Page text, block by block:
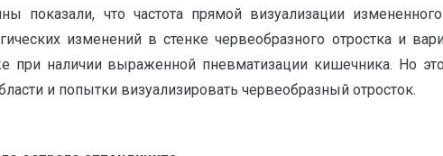
показали, что частота прямой визуализации
изменений в стенке червеобразного отростка и
при наличии выраженной пневматизации кишечника. Но
и попытки визуализировать червеобразный отросток.